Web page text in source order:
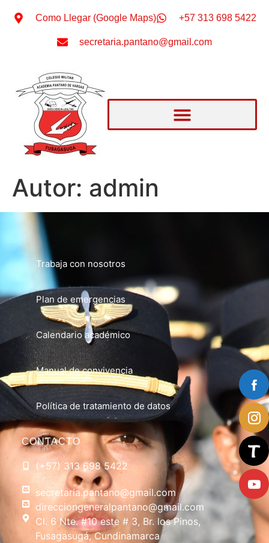
Como Llegar (Google Maps) +57 313 698 5422
secretaria.pantano@gmail.com
Autor: admin
Trabaja con nosotros
Plan de emergencias
Calendario académico
Manual de convivencia
Política de tratamiento de datos
CONTACTO
(+57) 313 698 5422
secretaria.pantano@gmail.com
direcciongeneralpantano@gmail.com
Cl. 6 Nte. #10 este # 3, Br. los Pinos,
Fusagasugá, Cundinamarca